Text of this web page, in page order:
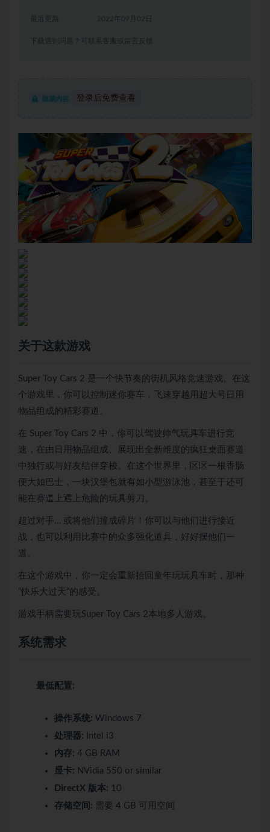
2022年09月02日
下载遇到问题？可联系客服或留言反馈
隐藏内容 登录后免费查看
关于这款游戏
Super Toy Cars 2 是一个快节奏的街机风格竞速游戏。在这
个游戏里，你可以控制迷你赛车，飞速穿越用超大号日用
物品组成的精彩赛道。
在 Super Toy Cars 2 中，你可以驾驶帅气玩具车进行竞
速，在由日用物品组成、展现出全新维度的疯狂桌面赛道
中独行或与好友结伴穿梭。在这个世界里，区区一根香肠
便大如巴士，一块汉堡包就有如小型游泳池，甚至于还可
能在赛道上遇上危险的玩具剪刀。
超过对手… 或将他们撞成碎片！你可以与他们进行接近
战，也可以利用比赛中的众多强化道具，好好摆他们一
道。
在这个游戏中，你一定会重新拾回童年玩玩具车时，那种
“快乐大过天”的感受。
游戏手柄需要玩Super Toy Cars 2本地多人游戏。
系统需求
最低配置:
操作系统: Windows 7
处理器: Intel i3
内存: 4 GB RAM
显卡: NVidia 550 or similar
DirectX 版本: 10
存储空间: 需要 4 GB 可用空间